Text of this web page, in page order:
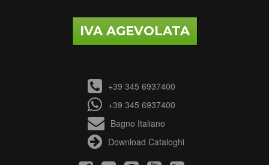
IVA AGEVOLATA
+39 345 6937400
+39 345 6937400
Bagno Italiano
Download Cataloghi